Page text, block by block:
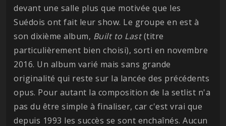
devant une salle plus que motivée que les
Suédois ont fait leur show. Le groupe en est à
son dixième album, Built to Last(titre
particulièrement bien choisi), sorti en novembre
2016. Un album varié mais sans grande
originalité qui reste sur la lancée des précédents
opus. Pour autant la composition de la setlist n'a
pas du être simple à finaliser, car c'est vrai que
depuis 1993 les succès se sont enchaînés. Aucun